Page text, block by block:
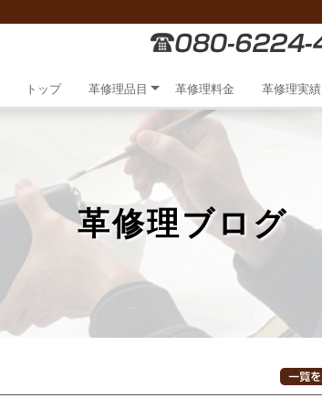
トップ 革修理品目 革修理料金 革修理実績
革修理ブログ